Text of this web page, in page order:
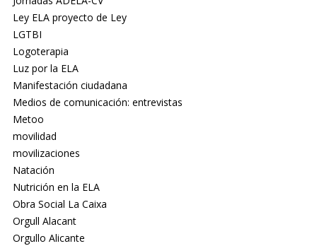
Ley ELA proyecto de Ley
LGTBI
Logoterapia
Luz por la ELA
Manifestación ciudadana
Medios de comunicación: entrevistas
Metoo
movilidad
movilizaciones
Natación
Nutrición en la ELA
Obra Social La Caixa
Orgull Alacant
Orgullo Alicante